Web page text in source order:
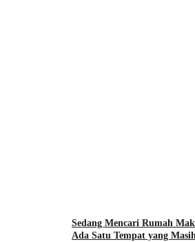
Sedang Mencari Rumah
Ada Satu Tempat yang